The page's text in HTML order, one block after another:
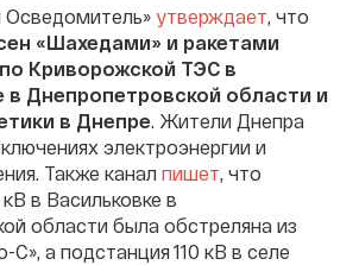
утверждает , что
«Шахедами» и ракетами
Криворожской ТЭС в
в Днепропетровской области и
в Днепре . Жители Днепра
электроэнергии и
Также канал пишет , что
в Васильковке в
области была обстреляна из
С», а подстанция 110 кВ в селе